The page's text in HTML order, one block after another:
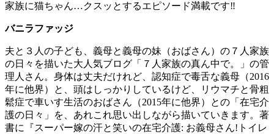
家族に猫ちゃん…クスッとするエピソード満載です‼
バニラファッジ
夫と３人の子ども、義母と義母の妹（おばさん）の７人家族
の日々を描いた大人気ブログ「７人家族の真ん中で。」の管
理人さん。身体は丈夫だけれど、認知症で毒舌な義母（2016
年に他界）と、頭はしっかりしているけど、リウマチと骨粗
鬆症で車いす生活のおばさん（2015年に他界）との「在宅介
護の日々」を、あれこれ思い出しながら描いていきます。著
書に『スーパー嫁の汗と笑いの在宅介護: お義母さん!トイレ